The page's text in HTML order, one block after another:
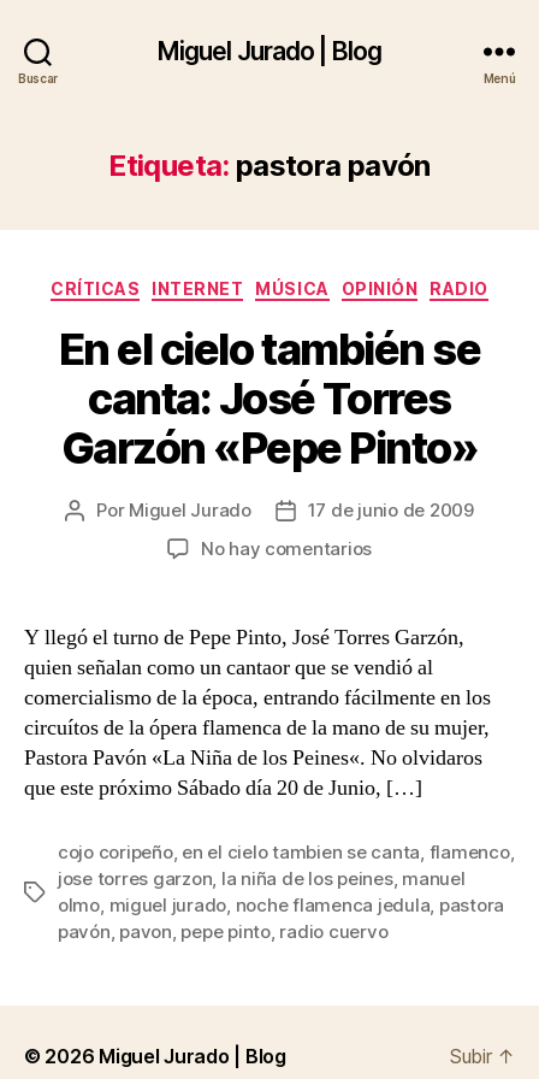
Buscar
Miguel Jurado | Blog
Menú
Etiqueta: pastora pavón
Categorías
CRÍTICAS INTERNET MÚSICA OPINIÓN RADIO
En el cielo también se
canta: José Torres
Garzón «Pepe Pinto»
Autor
Por Miguel Jurado
Fecha17 de junio de 2009
No hay comentariosen
cielo
se
canta:
José
Torres
Garzón
Y llegó el turno de Pepe Pinto, José Torres Garzón,
quien señalan como un cantaor que se vendió al
comercialismo de la época, entrando fácilmente en los
circuítos de la ópera flamenca de la mano de su mujer,
Pastora Pavón «La Niña de los Peines«. No olvidaros
que este próximo Sábado día 20 de Junio, […]
Etiquetas
cojo coripeño, en el cielo tambien se canta flamenco,
jose torres garzon la niña de los peines, manuel
olmo miguel jurado noche flamenca jedula pastora
pavón pavon pepe pinto, radio cuervo
© 2026 Miguel Jurado | Blog Subir ↑